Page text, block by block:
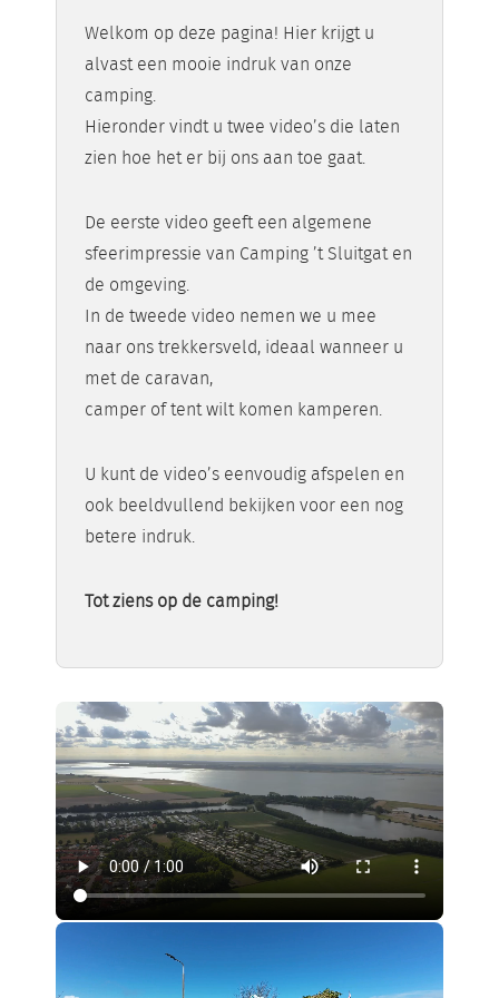
Welkom op deze pagina! Hier krijgt u
alvast een mooie indruk van onze
camping.
Hieronder vindt u twee video’s die laten
zien hoe het er bij ons aan toe gaat.
De eerste video geeft een algemene
sfeerimpressie van Camping ’t Sluitgat en
de omgeving.
In de tweede video nemen we u mee
naar ons trekkersveld, ideaal wanneer u
met de caravan,
camper of tent wilt komen kamperen.
U kunt de video’s eenvoudig afspelen en
ook beeldvullend bekijken voor een nog
betere indruk.
Tot ziens op de camping!